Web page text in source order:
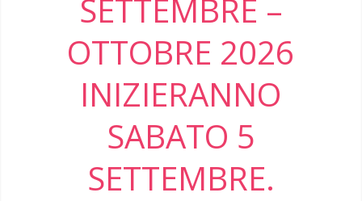
SETTEMBRE –
OTTOBRE 2026
INIZIERANNO
SABATO 5
SETTEMBRE.